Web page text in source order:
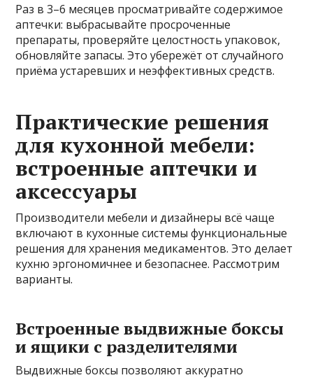
Раз в 3–6 месяцев просматривайте содержимое
аптечки: выбрасывайте просроченные
препараты, проверяйте целостность упаковок,
обновляйте запасы. Это убережёт от случайного
приёма устаревших и неэффективных средств.
Практические решения
для кухонной мебели:
встроенные аптечки и
аксессуары
Производители мебели и дизайнеры всё чаще
включают в кухонные системы функциональные
решения для хранения медикаментов. Это делает
кухню эргономичнее и безопаснее. Рассмотрим
варианты.
Встроенные выдвижные боксы
и ящики с разделителями
Выдвижные боксы позволяют аккуратно